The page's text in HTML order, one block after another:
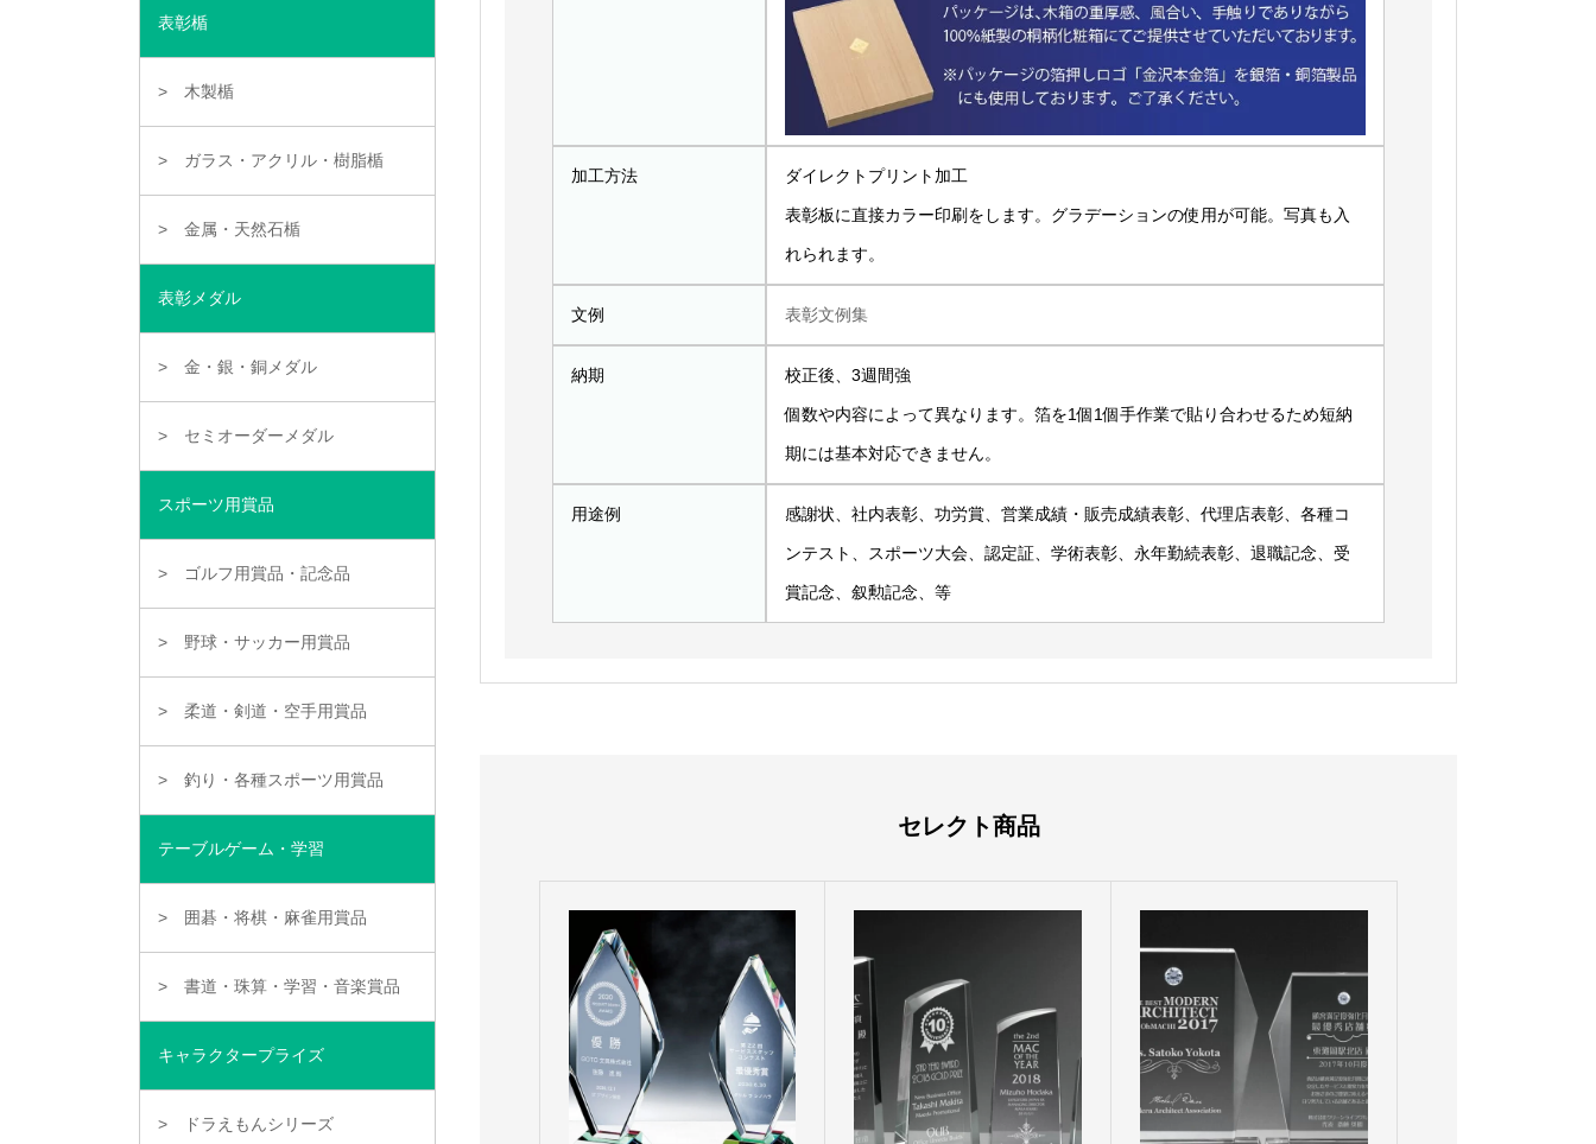
加工方法 ダイレクトプリント加工
表彰板に直接カラー印刷をします。グラデーションの使用が可能。写真も入
れられます。
文例 表彰文例集
納期 校正後、3週間強
個数や内容によって異なります。箔を1個1個手作業で貼り合わせるため短納
期には基本対応できません。
用途例 感謝状、社内表彰、功労賞、営業成績・販売成績表彰、代理店表彰、各種コ
ンテスト、スポーツ大会、認定証、学術表彰、永年勤続表彰、退職記念、受
賞記念、叙勲記念、等
セレクト商品
表彰楯
木製楯
ガラス・アクリル・樹脂楯
金属・天然石楯
表彰メダル
金・銀・銅メダル
セミオーダーメダル
スポーツ用賞品
ゴルフ用賞品・記念品
野球・サッカー用賞品
柔道・剣道・空手用賞品
釣り・各種スポーツ用賞品
テーブルゲーム・学習
囲碁・将棋・麻雀用賞品
書道・珠算・学習・音楽賞品
キャラクタープライズ
ドラえもんシリーズ